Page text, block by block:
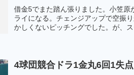
借金5でまた踏ん張りました。小笠
ライになる。チェンジアップで空振
かしくないピッチングでした。が、
4球団競合ドラ1金丸6回1失点